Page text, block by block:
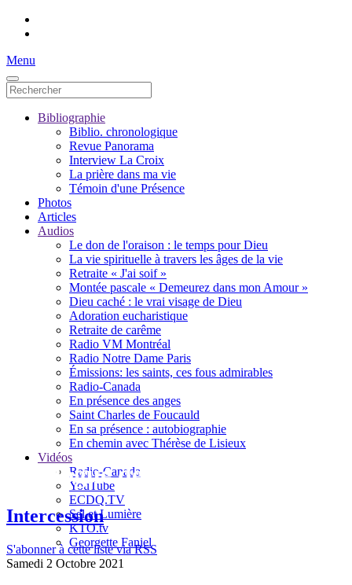
Menu
Bibliographie
Biblio. chronologique
Revue Panorama
Interview La Croix
La prière dans ma vie
Témoin d'une Présence
Photos
Articles
Audios
Le don de l'oraison : le temps pour Dieu
La vie spirituelle à travers les âges de la vie
Retraite « J'ai soif »
Montée pascale « Demeurez dans mon Amour »
Dieu caché : le vrai visage de Dieu
Adoration eucharistique
Retraite de carême
Radio VM Montréal
Radio Notre Dame Paris
Émissions: les saints, ces fous admirables
Radio-Canada
En présence des anges
Saint Charles de Foucauld
En sa présence : autobiographie
En chemin avec Thérèse de Lisieux
Vidéos
Radio-Canada
YouTube
ECDQ.TV
Sel et Lumière
KTO.tv
Georgette Faniel
Le blogue de Jacques Gauthier
Intercession
S'abonner à cette liste via RSS
Samedi 2 Octobre 2021